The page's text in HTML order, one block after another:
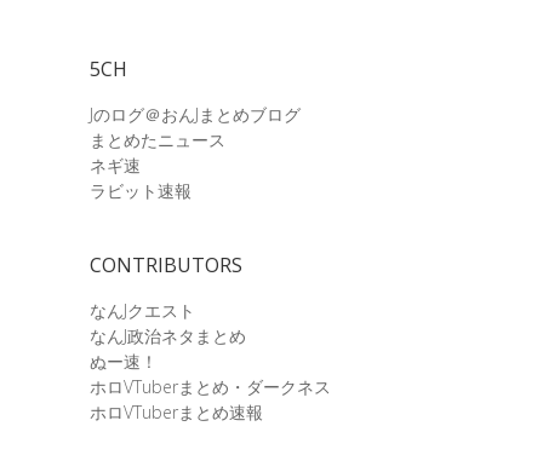
5CH
Jのログ＠おんJまとめブログ
まとめたニュース
ネギ速
ラビット速報
CONTRIBUTORS
なんJクエスト
なんJ政治ネタまとめ
ぬー速！
ホロVTuberまとめ・ダークネス
ホロVTuberまとめ速報